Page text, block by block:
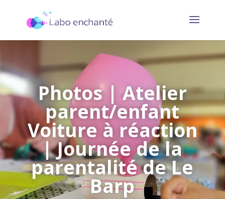
Photos | Atelier
parent/enfant
Voiture à réaction
| Journée de la
parentalité de Le
Barp